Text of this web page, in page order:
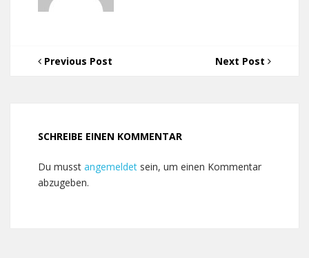
Previous Post Next Post
SCHREIBE EINEN KOMMENTAR
Du musst angemeldet sein, um einen Kommentar
abzugeben.